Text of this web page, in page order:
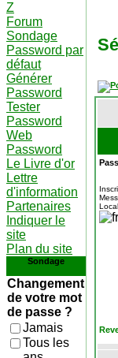
Z
Forum
Sondage
Password par
défaut
Générer
Password
Tester
Password
Web
Password
Le Livre d'or
Lettre
d'information
Partenaires
Indiquer le
site
Plan du site
Sondage
Changement
de votre mot
de passe ?
Jamais
Tous les